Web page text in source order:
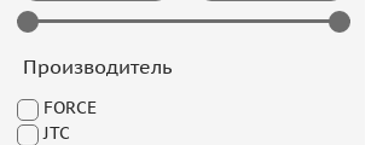
Производитель
FORCE
JTC